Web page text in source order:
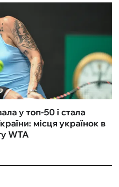
у топ-50 і стала
місця українок в
WTA